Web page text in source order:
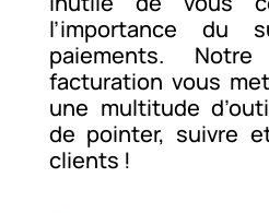
l’importance du
paiements. Notre
facturation vous
une multitude
de pointer, suivre
clients !